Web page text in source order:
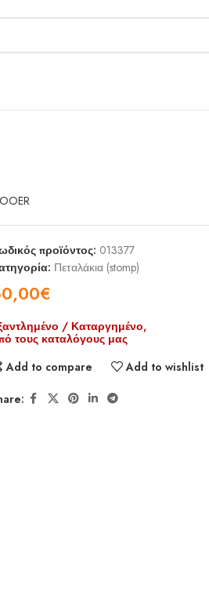
προϊόντος: 013377
Πεταλάκια (stomp)
€
/ Καταργημένο,
τους καταλόγους μας
Add to compare
Add to wishlist